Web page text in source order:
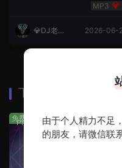
💎DJ老王
2026-06-
下载排行
Prog House·免费分享
免费
由于个人精力不足
的朋友，请微信联